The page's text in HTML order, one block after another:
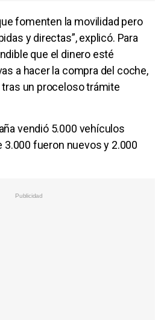
fomenten la movilidad pero
y directas”, explicó. Para
que el dinero esté
a hacer la compra del coche,
un proceloso trámite
vendió 5.000 vehículos
3.000 fueron nuevos y 2.000